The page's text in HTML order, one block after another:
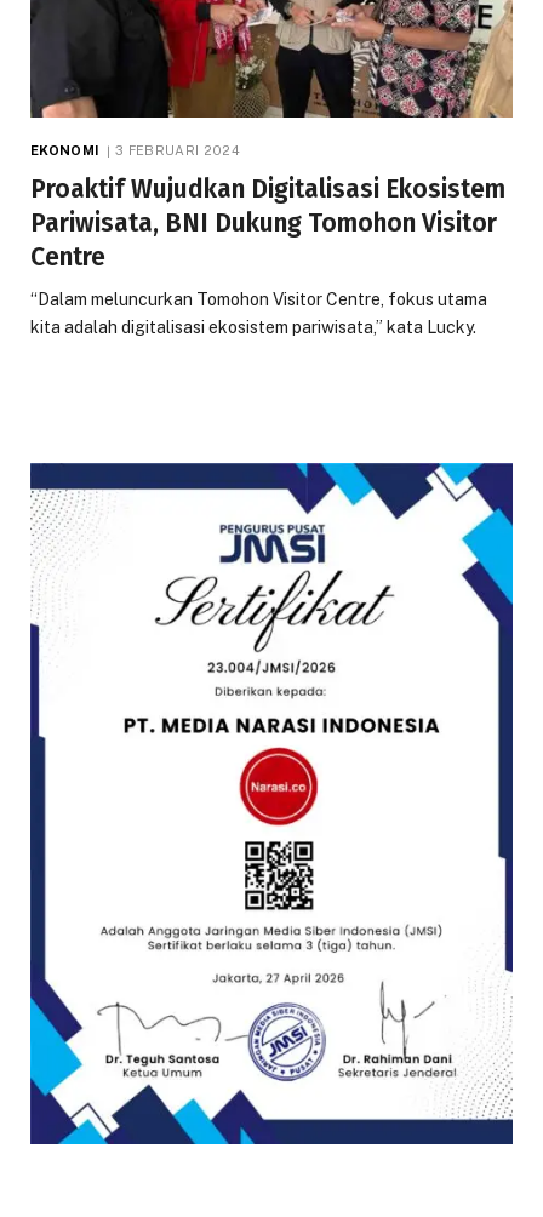
EKONOMI 3 FEBRUARI 2024
Proaktif Wujudkan Digitalisasi Ekosistem
Pariwisata, BNI Dukung Tomohon Visitor
Centre
“Dalam meluncurkan Tomohon Visitor Centre, fokus utama
kita adalah digitalisasi ekosistem pariwisata,” kata Lucky.